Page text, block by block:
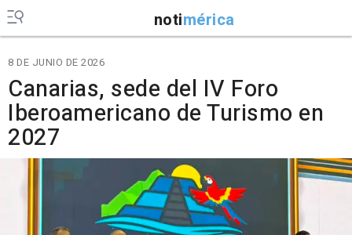
notimérica
8 DE JUNIO DE 2026
Canarias, sede del IV Foro
Iberoamericano de Turismo en
2027